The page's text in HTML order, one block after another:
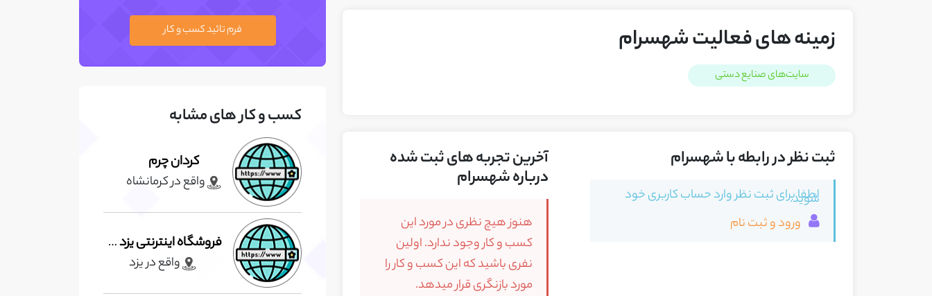
زمینه های فعالیت شهسرام
سایت‌های صنایع دستی
ثبت نظر در رابطه با شهسرام
لطفا برای ثبت نظر وارد حساب کاربری خود
شوید.
ورود و ثبت نام
آخرین تجربه های ثبت شده
درباره شهسرام
هنوز هیچ نظری در مورد این
کسب و کار وجود ندارد. اولین
نفری باشید که این کسب و کار را
مورد بازنگری قرار میدهد.
فرم تائید کسب و کار
کسب و کار های مشابه
کردان چرم
واقع در کرمانشاه
فروشگاه اینترنتی یزد ممنتو
واقع در يزد